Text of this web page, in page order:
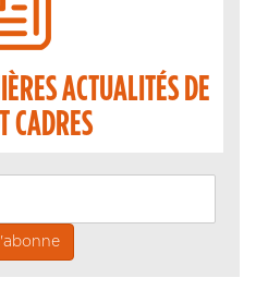
ACTUALITÉS DE
CADRES